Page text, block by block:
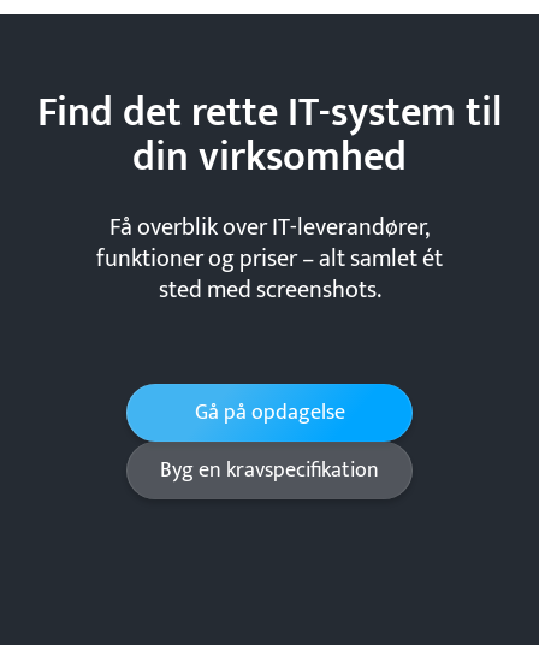
Find det rette IT-system til
dinvirksomhed
Få overblik over IT-leverandører,
funktioner og priser – alt samlet ét
sted med screenshots.
Gå på opdagelse
Byg en kravspecifikation